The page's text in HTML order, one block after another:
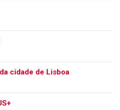
cidade de Lisboa